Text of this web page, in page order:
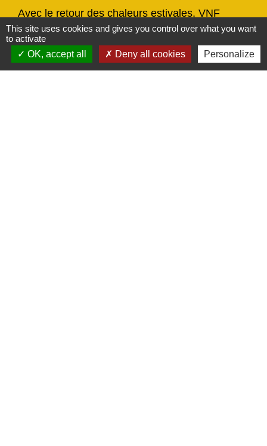
Avec le retour des chaleurs estivales, VNF
(Voies navigables de France) alerte sur les
risques liés à la baignade sauvage.
chevron_left Previous
chevron_rightNext
This site uses cookies and gives you control over what you want
to activate
OK, accept all
Deny all cookies Personalize